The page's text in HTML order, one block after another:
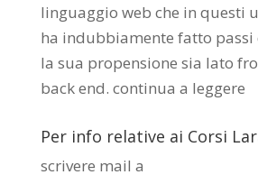
linguaggio web che in questi
ha indubbiamente fatto passi
la sua propensione sia lato
back end. continua a leggere
Per info relative ai Corsi
scrivere mail a